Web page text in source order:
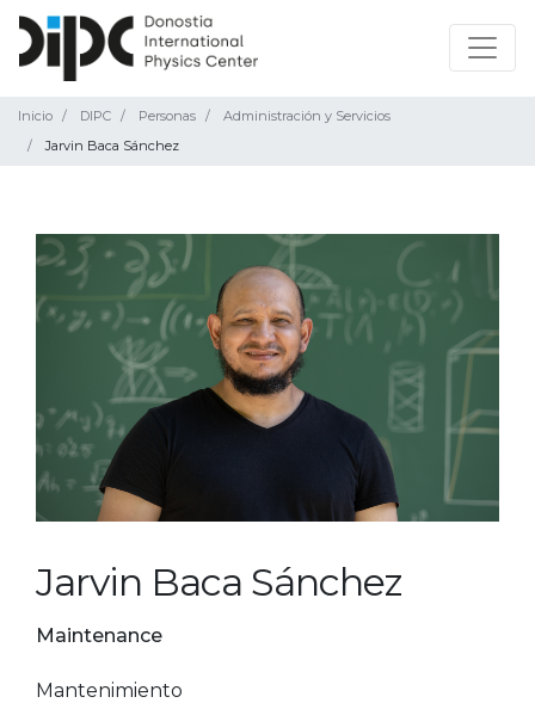
Inicio DIPC Personas
Administración y Servicios
Jarvin Baca Sánchez
Jarvin Baca Sánchez
Maintenance
Mantenimiento